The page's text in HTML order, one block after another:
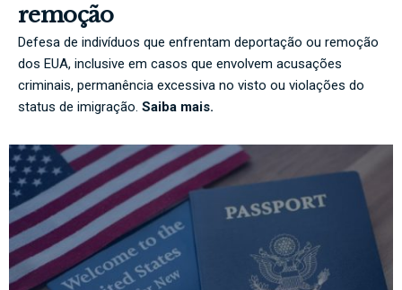
remoção
Defesa de indivíduos que enfrentam deportação ou remoção
dos EUA, inclusive em casos que envolvem acusações
criminais, permanência excessiva no visto ou violações do
status de imigração. Saiba mais.